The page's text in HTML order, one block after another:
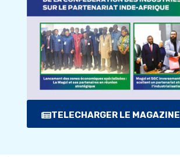
TELECHARGER LE MAGAZINE